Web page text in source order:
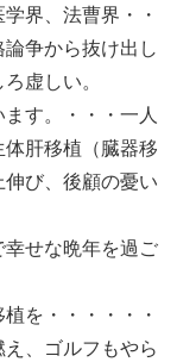
界、法曹界・・
争から抜け出し
虚しい。
す。・・・一人
肝移植（臓器移
び、後顧の憂い
せな晩年を過ご
を・・・・・・
、ゴルフもやら